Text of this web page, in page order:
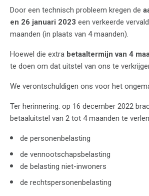
Door een technisch probleem kregen de
en 26 januari 2023 een verkeerde
maanden (in plaats van 4 maanden).
Hoewel die extra betaaltermijn van 4
te doen om dat uitstel van ons te
We verontschuldigen ons voor het
Ter herinnering: op 16 december 2022
betaaluitstel van 2 tot 4 maanden te
de personenbelasting
de vennootschapsbelasting
de belasting niet-inwoners
de rechtspersonenbelasting